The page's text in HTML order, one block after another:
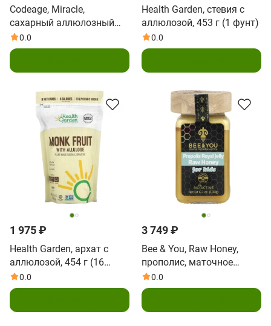
Codeage, Miracle,
сахарный аллюлозный
порошок, без добавок, 1
кг (35,27 унции)
0.0
Health Garden, стевия с
аллюлозой, 453 г (1 фунт)
0.0
1 975 ₽
Health Garden, архат с
аллюлозой, 454 г (16
унций)
0.0
3 749 ₽
Bee & You, Raw Honey,
прополис, маточное
молочко, для детей, 190 г
(6,7 унции)
0.0